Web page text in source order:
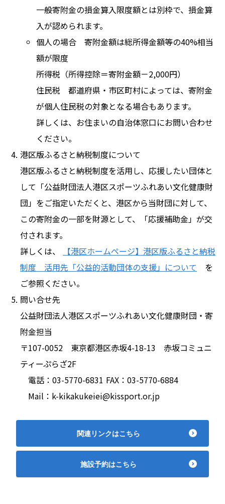
一般寄附金の損金算入限度額とは別枠で、損金算
入が認められます。
個人の場合 寄附金額は総所得金額等の40%相当
額が限度
所得税（所得控除＝寄附金額－2,000円）
住民税 都道府県・市区町村によっては、寄附金
が個人住民税の対象となる場合もあります。
詳しくは、お住まいの自治体窓口にお問い合わせ
ください。
港区版ふるさと納税制度について
港区版ふるさと納税制度を活用し、応援したい団体と
して「公益財団法人港区スポーツふれあい文化健康財
団」をご指定いただくと、港区から当財団に対して、
この寄附金の一部を財源として、「応援補助金」が交
付されます。
詳しくは、
【港区ホームページ】港区版ふるさと納税
制度 活用先「公益的活動団体の支援」について を
ご参照ください。
問い合せ先
公益財団法人港区スポーツふれあい文化健康財団・寄
附金担当
〒107-0052 東京都港区赤坂4-18-13 赤坂コミュニ
ティーぷらざ2F
電話：03-5770-6831 FAX：03-5770-6884
Mail：k-kikakukeiei@kissport.or.jp
関連リンクはこちら
施設予約はこちら